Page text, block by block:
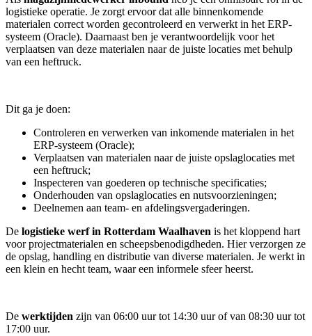
logistieke operatie. Je zorgt ervoor dat alle binnenkomende
materialen correct worden gecontroleerd en verwerkt in het ERP-
systeem (Oracle). Daarnaast ben je verantwoordelijk voor het
verplaatsen van deze materialen naar de juiste locaties met behulp
van een heftruck.
Dit ga je doen:
Controleren en verwerken van inkomende materialen in het
ERP-systeem (Oracle);
Verplaatsen van materialen naar de juiste opslaglocaties met
een heftruck;
Inspecteren van goederen op technische specificaties;
Onderhouden van opslaglocaties en nutsvoorzieningen;
Deelnemen aan team- en afdelingsvergaderingen.
De logistieke werf in Rotterdam Waalhaven is het kloppend hart
voor projectmaterialen en scheepsbenodigdheden. Hier verzorgen ze
de opslag, handling en distributie van diverse materialen. Je werkt in
een klein en hecht team, waar een informele sfeer heerst.
De werktijden zijn van 06:00 uur tot 14:30 uur of van 08:30 uur tot
17:00 uur.